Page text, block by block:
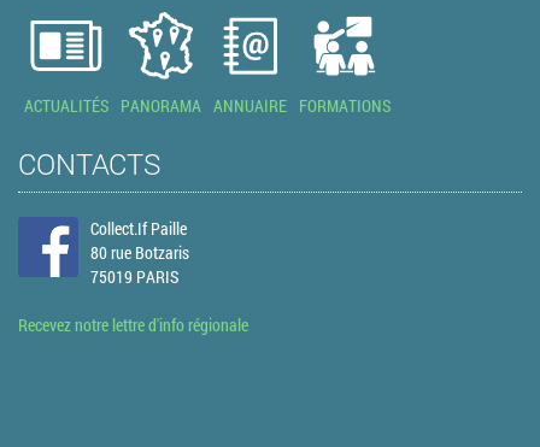
ACTUALITÉS PANORAMA ANNUAIRE FORMATIONS
CONTACTS
Collect.If Paille
80 rue Botzaris
75019 PARIS
Recevez notre lettre d'info régionale